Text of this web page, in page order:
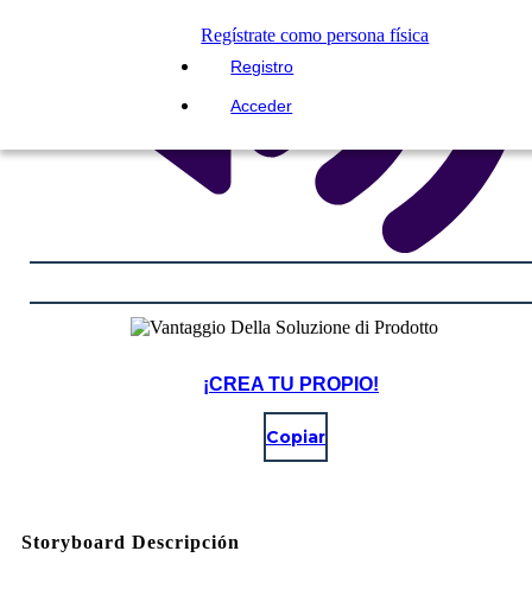
Regístrate como persona física
Registro
Acceder
¡CREA TU PROPIO!
Copiar
Storyboard Descripción